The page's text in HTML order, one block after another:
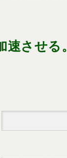
速させる